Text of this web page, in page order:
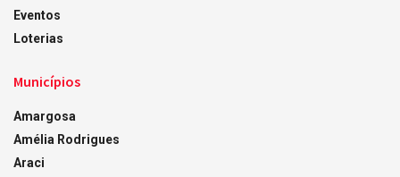
Eventos
Loterias
Municípios
Amargosa
Amélia Rodrigues
Araci